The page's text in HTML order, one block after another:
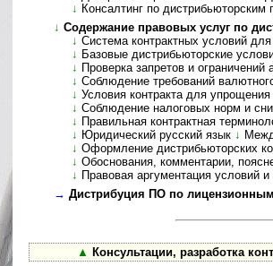
↓ Консалтинг по дистрибьюторским
↓ Содержание правовых услуг по
↓ Система контрактных условий
↓ Базовые дистрибьюторские
↓ Проверка запретов и
↓ Соблюдение требований
↓ Условия контракта для
↓ Соблюдение налоговых норм и
↓ Правильная контрактная
↓ Юридический русский язык ↓
↓ Оформление дистрибьюторских
↓ Обоснования, комментарии,
↓ Правовая аргументация условий
→ Дистрибуция ПО по
▲ Консультации, разработка